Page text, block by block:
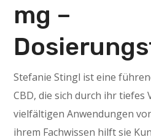
mg –
Stefanie Stingl ist eine
CBD, die sich durch ihr tiefes
vielfältigen Anwendungen
ihrem Fachwissen hilft sie